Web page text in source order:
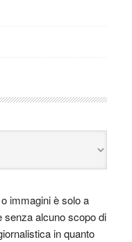
immagini è solo a
senza alcuno scopo di
in quanto